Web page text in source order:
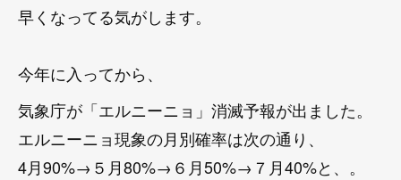
早くなってる気がします。
今年に入ってから、
気象庁が「エルニーニョ」消滅予報が出ました。
エルニーニョ現象の月別確率は次の通り、
4月90%→５月80%→６月50%→７月40%と、。